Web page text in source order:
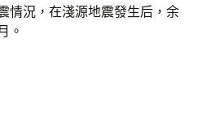
情況，在淺源地震發生后，余
。